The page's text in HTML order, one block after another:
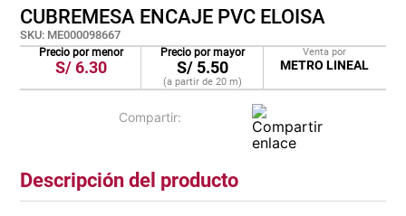
CUBREMESA ENCAJE PVC ELOISA
SKU: ME000098667
Precio por menor
S/6.30
Precio por mayor
S/ 5.50
(a partir de 20 m)
Venta por
METRO LINEAL
Descripción del producto